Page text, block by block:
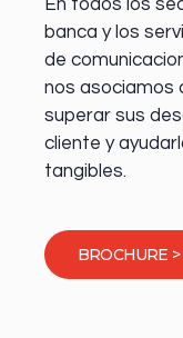
En todos los
banca y los
de
nos asociamos
superar sus
cliente y
tangibles.
BROCHURE >